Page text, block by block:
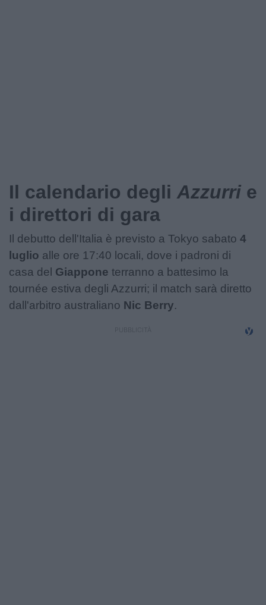
Il calendario degli Azzurri e
i direttori di gara
Il debutto dell'Italia è previsto a Tokyo sabato 4
luglio alle ore 17:40 locali, dove i padroni di
casa del Giappone terranno a battesimo la
tournée estiva degli Azzurri; il match sarà diretto
dall'arbitro australiano Nic Berry.